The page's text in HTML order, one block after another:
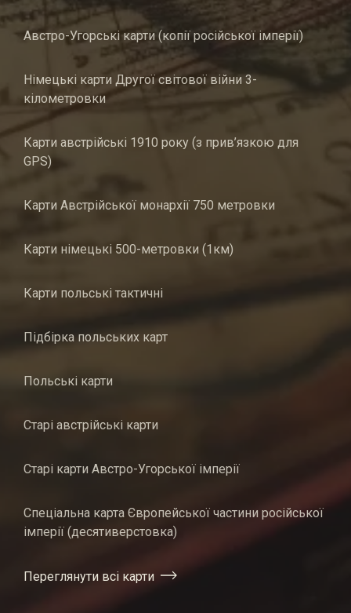
Австро-Угорські карти (копії російської імперії)
Німецькі карти Другої світової війни 3-
кілометровки
Карти австрійські 1910 року (з прив’язкою для
GPS)
Карти Австрійської монархії 750 метровки
Карти німецькі 500-метровки (1км)
Карти польські тактичні
Підбірка польських карт
Польські карти
Старі австрійські карти
Старі карти Австро-Угорської імперії
Спеціальна карта Європейської частини російської
імперії (десятиверстовка)
Переглянути всі карти